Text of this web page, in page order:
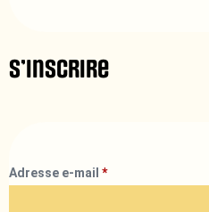
S’inscrire
Adresse e-mail *